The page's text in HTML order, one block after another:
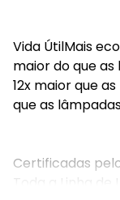
Vida ÚtilMais
maior do que
12x maior que
que as
Certificadas
Toda a Linha